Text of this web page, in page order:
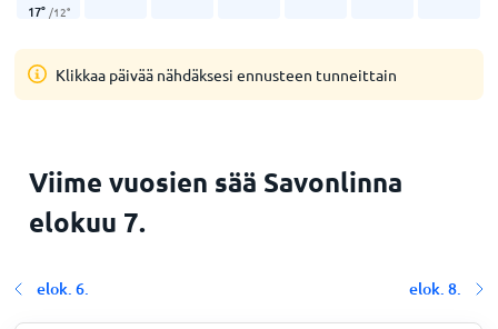
17° /12°
Klikkaa päivää nähdäksesi ennusteen tunneittain
Viime vuosien sää Savonlinna
elokuu 7.
elok. 6. elok. 8.